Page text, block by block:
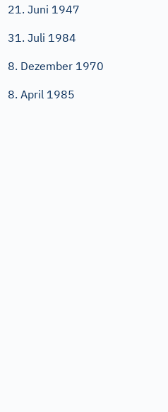
21. Juni 1947
31. Juli 1984
8. Dezember 1970
8. April 1985